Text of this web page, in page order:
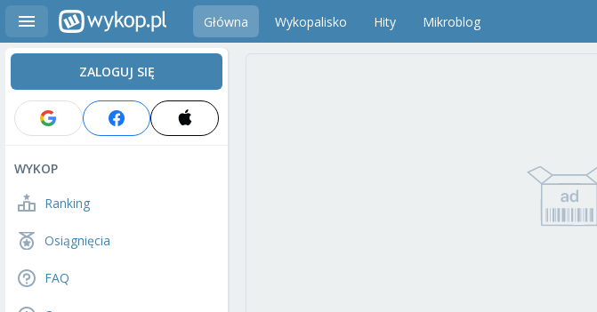
Główna Wykopalisko Hity Mikroblog
ZALOGUJ SIĘ
WYKOP
Ranking
Osiągnięcia
FAQ